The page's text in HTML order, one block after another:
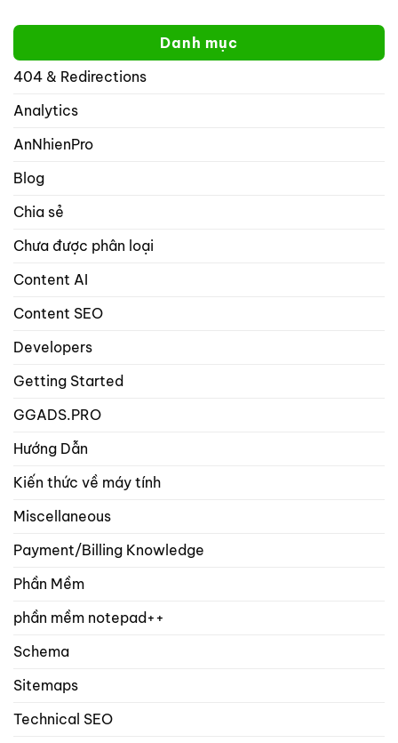
bạn
trên
không
thể
Danh mục
404 & Redirections
Analytics
AnNhienPro
Blog
Chia sẻ
Chưa được phân loại
Content AI
Content SEO
Developers
Getting Started
GGADS.PRO
Hướng Dẫn
Kiến thức về máy tính
Miscellaneous
Payment/Billing Knowledge
Phần Mềm
phần mềm notepad++
Schema
Sitemaps
Technical SEO